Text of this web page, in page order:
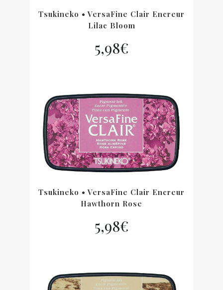
Tsukineko • VersaFine Clair Encreur
Lilac Bloom
5,98€
Tsukineko • VersaFine Clair Encreur
Hawthorn Rose
5,98€